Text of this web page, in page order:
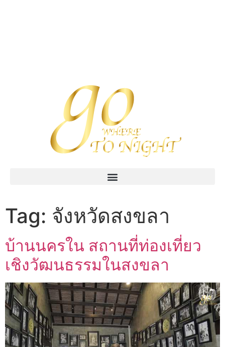
Tag: จังหวัดสงขลา
บ้านนครใน สถานที่ท่องเที่ยว
เชิงวัฒนธรรมในสงขลา